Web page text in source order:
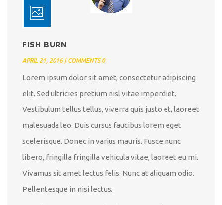
FISH BURN
APRIL 21, 2016 | COMMENTS 0
Lorem ipsum dolor sit amet, consectetur adipiscing
elit. Sed ultricies pretium nisl vitae imperdiet.
Vestibulum tellus tellus, viverra quis justo et, laoreet
malesuada leo. Duis cursus faucibus lorem eget
scelerisque. Donec in varius mauris. Fusce nunc
libero, fringilla fringilla vehicula vitae, laoreet eu mi.
Vivamus sit amet lectus felis. Nunc at aliquam odio.
Pellentesque in nisi lectus.